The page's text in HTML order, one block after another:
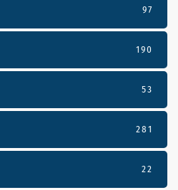
97
190
53
281
22